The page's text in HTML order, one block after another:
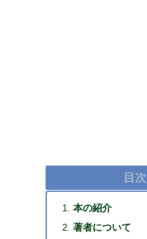
目次
本の紹介
著者について